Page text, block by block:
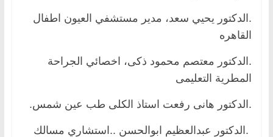
.الدكتور يحيي سعد، مدير مستشفي العيون اطفال
القاهره
.الدكتور معتصم محمود ذكى، اخصائي الجراحة
المطرية التعليمى
.الدكتور هانى رفعت استاذ الكلى طب عين شمس.
.الدكتور عبدالعظيم ابوالحسن ..استشاري مسالك